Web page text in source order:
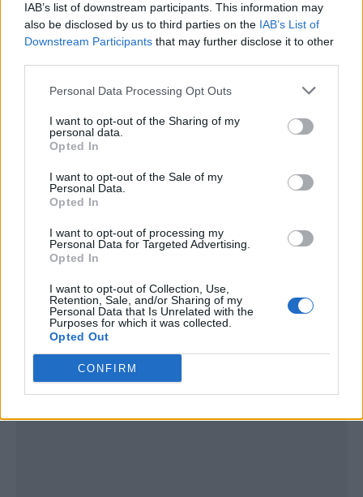
IAB’s list of downstream participants. This information may
also be disclosed by us to third parties on the IAB’s List of
Downstream Participants that may further disclose it to other
Personal Data Processing Opt Outs
I want to opt-out of the Sharing of my
personal data.
Opted In
I want to opt-out of the Sale of my
Personal Data.
Opted In
I want to opt-out of processing my
Personal Data for Targeted Advertising.
Opted In
I want to opt-out of Collection, Use,
Retention, Sale, and/or Sharing of my
Personal Data that Is Unrelated with the
Purposes for which it was collected.
Opted Out
CONFIRM